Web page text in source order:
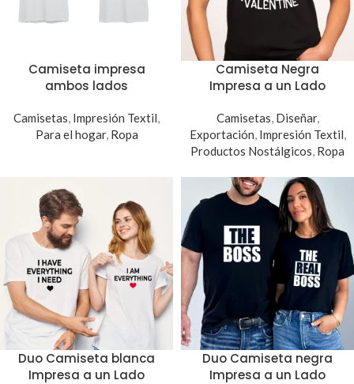
Camiseta impresa
ambos lados
Camisetas, Impresión Textil,
Para el hogar, Ropa
Camiseta Negra
Impresa a un Lado
Camisetas, Diseñar,
Exportación, Impresión Textil,
Productos Nostálgicos, Ropa
Duo Camiseta blanca
Impresa a un Lado
Duo Camiseta negra
Impresa a un Lado